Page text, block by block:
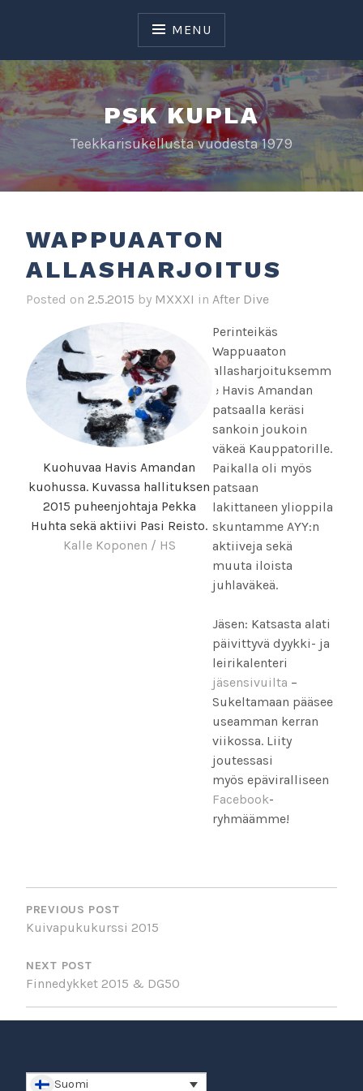
MENU
PSK KUPLA
Teekkarisukellusta vuodesta 1979
WAPPUAATON
ALLASHARJOITUS
Posted on 2.5.2015 by MXXXI in After Dive
Perinteikäs
Wappuaaton
allasharjoituksemm
e Havis Amandan
patsaalla keräsi
sankoin joukoin
väkeä Kauppatorille.
Paikalla oli myös
patsaan
lakittaneen ylioppila
skuntamme AYY:n
aktiiveja sekä
muuta iloista
juhlaväkeä.
Jäsen: Katsasta alati
päivittyvä dyykki- ja
leirikalenteri
jäsensivuilta –
Sukeltamaan pääsee
useamman kerran
viikossa. Liity
joutessasi
myös epäviralliseen
Facebook-
ryhmäämme!
Kuohuvaa Havis Amandan
kuohussa. Kuvassa hallituksen
2015 puheenjohtaja Pekka
Huhta sekä aktiivi Pasi Reisto.
Kalle Koponen / HS
POST
NAVIGATION
PREVIOUS POST
Kuivapukukurssi 2015
NEXT POST
Finnedykket 2015 & DG50
Suomi